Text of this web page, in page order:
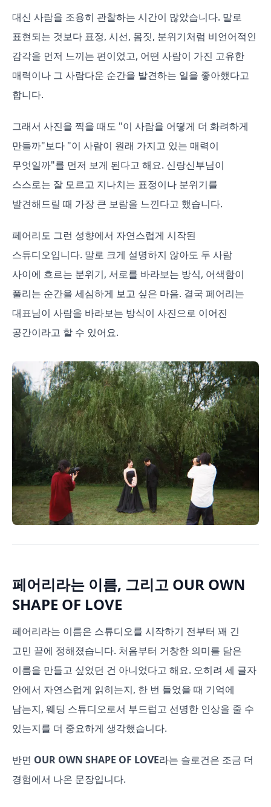
대신 사람을 조용히 관찰하는 시간이 많았습니다. 말로
표현되는 것보다 표정, 시선, 몸짓, 분위기처럼 비언어적인
감각을 먼저 느끼는 편이었고, 어떤 사람이 가진 고유한
매력이나 그 사람다운 순간을 발견하는 일을 좋아했다고
합니다.
그래서 사진을 찍을 때도 "이 사람을 어떻게 더 화려하게
만들까"보다 "이 사람이 원래 가지고 있는 매력이
무엇일까"를 먼저 보게 된다고 해요. 신랑신부님이
스스로는 잘 모르고 지나치는 표정이나 분위기를
발견해드릴 때 가장 큰 보람을 느낀다고 했습니다.
페어리도 그런 성향에서 자연스럽게 시작된
스튜디오입니다. 말로 크게 설명하지 않아도 두 사람
사이에 흐르는 분위기, 서로를 바라보는 방식, 어색함이
풀리는 순간을 세심하게 보고 싶은 마음. 결국 페어리는
대표님이 사람을 바라보는 방식이 사진으로 이어진
공간이라고 할 수 있어요.
페어리라는 이름, 그리고 OUR OWN
SHAPE OF LOVE
페어리라는 이름은 스튜디오를 시작하기 전부터 꽤 긴
고민 끝에 정해졌습니다. 처음부터 거창한 의미를 담은
이름을 만들고 싶었던 건 아니었다고 해요. 오히려 세 글자
안에서 자연스럽게 읽히는지, 한 번 들었을 때 기억에
남는지, 웨딩 스튜디오로서 부드럽고 선명한 인상을 줄 수
있는지를 더 중요하게 생각했습니다.
반면 OUR OWN SHAPE OF LOVE라는 슬로건은 조금 더
경험에서 나온 문장입니다.